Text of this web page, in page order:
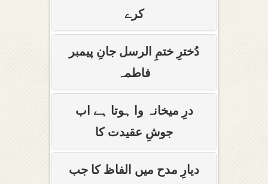
کرے
دُخترِ ختمِ الرسل جانِ پیمبر
فاطمہ
درِ میخانہ وا ہوتا ہے اب
جوشِ عقیدت کا
دیارِ مدح میں الفاظ کا جب